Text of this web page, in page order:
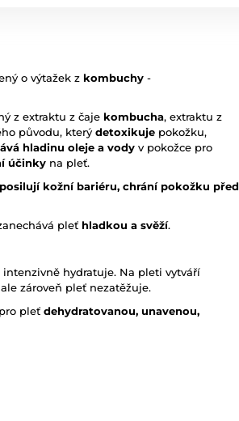
o výtažek z kombuchy -
z extraktu z čaje kombucha, extraktu z
původu, který detoxikuje pokožku,
hladinu oleje a vody v pokožce pro
účinky na pleť.
posilují kožní bariéru, chrání pokožku před
pleť hladkou a svěží.
intenzivně hydratuje. Na pleti vytváří
zároveň pleť nezatěžuje.
pleť dehydratovanou, unavenou,